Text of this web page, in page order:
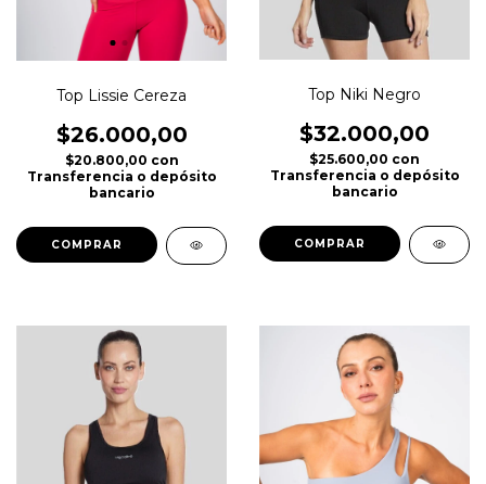
Top Lissie Cereza
$26.000,00
$20.800,00 con
Transferencia o depósito
bancario
COMPRAR
Top Niki Negro
$32.000,00
$25.600,00 con
Transferencia o depósito
bancario
COMPRAR